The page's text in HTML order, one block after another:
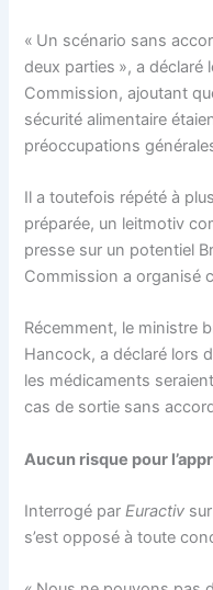
« Un scénario sans
deux parties », a déclaré
Commission, ajoutant
sécurité alimentaire
préoccupations
Il a toutefois répété à
préparée, un leitmotiv
presse sur un potentiel
Commission a organisé
Récemment, le ministre
Hancock, a déclaré lors
les médicaments
cas de sortie sans
Aucun risque pour
Interrogé parEuractiv
s’est opposé à toute